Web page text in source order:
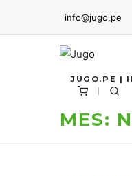
info@jugo.pe
JUGO.PE |
MES: